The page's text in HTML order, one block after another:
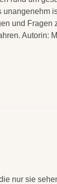
und Fragen
Autorin:
nur sie